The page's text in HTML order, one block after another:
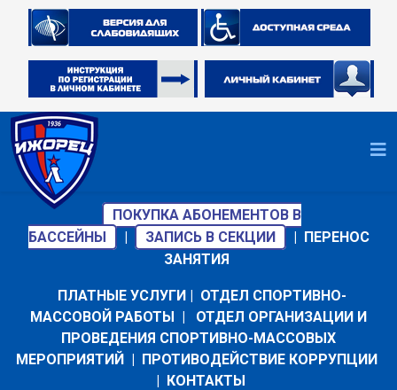
ПОКУПКА АБОНЕМЕНТОВ В
БАССЕЙНЫ
| ЗАПИСЬ В СЕКЦИИ | ПЕРЕНОС
ЗАНЯТИЯ
ПЛАТНЫЕ УСЛУГИ | ОТДЕЛ СПОРТИВНО-
МАССОВОЙ РАБОТЫ | ОТДЕЛ ОРГАНИЗАЦИИ И
ПРОВЕДЕНИЯ СПОРТИВНО-МАССОВЫХ
МЕРОПРИЯТИЙ | ПРОТИВОДЕЙСТВИЕ КОРРУПЦИИ
| КОНТАКТЫ